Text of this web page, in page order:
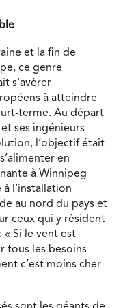
et la fin de
ce genre
s’avérer
à atteindre
terme. Au départ
ses ingénieurs
l’objectif était
en
à Winnipeg
l’installation
au nord du pays et
ceux qui y résident
« Si le vent est
tous les besoins
c’est moins cher